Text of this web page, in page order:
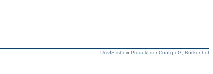
UnivIS ist ein Produkt der Config eG, Buckenhof